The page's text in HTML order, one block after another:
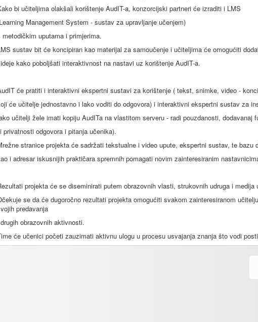
bi učiteljima olakšali korištenje AudIT-a, konzorcijski partneri će izraditi i LMS
Management System - sustav za upravljanje učenjem)
metodičkim uputama i primjerima.
sustav bit će koncipiran kao materijal za samoučenje i učiteljima će omogućiti
kako poboljšati interaktivnost na nastavi uz korištenje AudIT-a.
će pratiti i interaktivni ekspertni sustavi za korištenje ( tekst, snimke, video -
će učitelje jednostavno i lako voditi do odgovora) i interaktivni ekspertni sustav za
učitelji žele imati kopiju AudITa na vlastitom serveru - radi pouzdanosti, dodavanaj
privatnosti odgovora i pitanja učenika).
stranice projekta će sadržati tekstualne i video upute, ekspertni sustav, te bazu
i adresar iskusnijih praktičara spremnih pomagati novim zainteresiranim
projekta će se diseminirati putem obrazovnih vlasti, strukovnih udruga i
se da će dugoročno rezultati projekta omogućiti svakom zainteresiranom
predavanja
obrazovnih aktivnosti.
će učenici početi zauzimati aktivnu ulogu u procesu usvajanja znanja što vodi